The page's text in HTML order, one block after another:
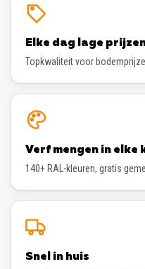
Elke dag lage
Topkwaliteit voor
Verf mengen in elke
140+ RAL-kleuren, gratis
Snel in huis